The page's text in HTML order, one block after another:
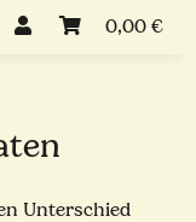
0,00 €
Unterschied